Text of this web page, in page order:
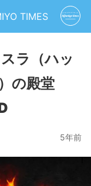
TIMES
ラ（ハッ
の殿堂
5年前